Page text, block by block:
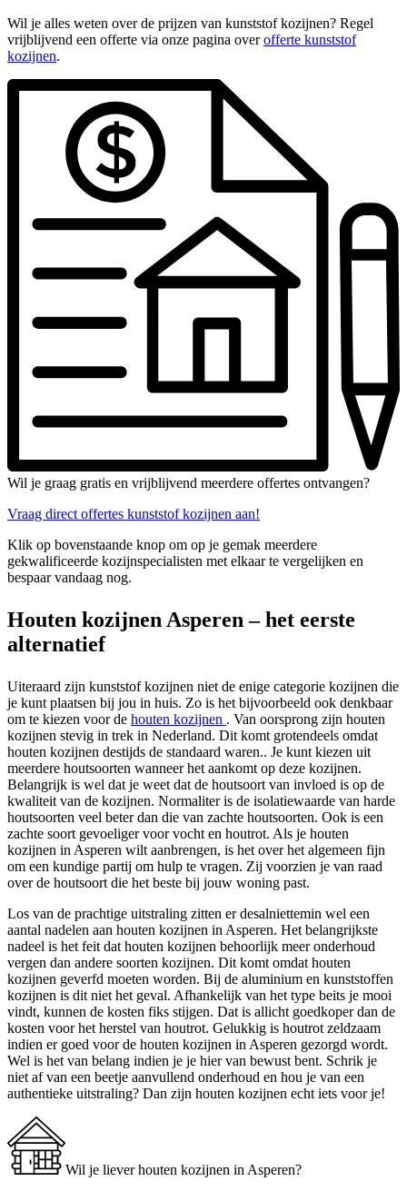
Wil je alles weten over de prijzen van kunststof kozijnen? Regel
vrijblijvend een offerte via onze pagina overofferte kunststof
kozijnen.
Wil je graag gratis en vrijblijvend meerdere offertes ontvangen?
Vraag direct offertes kunststof kozijnen aan!
Klik op bovenstaande knop om op je gemak meerdere
gekwalificeerde kozijnspecialisten met elkaar te vergelijken en
bespaar vandaag nog.
Houten kozijnen Asperen – het eerste
alternatief
Uiteraard zijn kunststof kozijnen niet de enige categorie kozijnen die
je kunt plaatsen bij jou in huis. Zo is het bijvoorbeeld ook denkbaar
om te kiezen voor de houten kozijnen . Van oorsprong zijn houten
kozijnen stevig in trek in Nederland. Dit komt grotendeels omdat
houten kozijnen destijds de standaard waren.. Je kunt kiezen uit
meerdere houtsoorten wanneer het aankomt op deze kozijnen.
Belangrijk is wel dat je weet dat de houtsoort van invloed is op de
kwaliteit van de kozijnen. Normaliter is de isolatiewaarde van harde
houtsoorten veel beter dan die van zachte houtsoorten. Ook is een
zachte soort gevoeliger voor vocht en houtrot. Als je houten
kozijnen in Asperen wilt aanbrengen, is het over het algemeen fijn
om een kundige partij om hulp te vragen. Zij voorzien je van raad
over de houtsoort die het beste bij jouw woning past.
Los van de prachtige uitstraling zitten er desalniettemin wel een
aantal nadelen aan houten kozijnen in Asperen. Het belangrijkste
nadeel is het feit dat houten kozijnen behoorlijk meer onderhoud
vergen dan andere soorten kozijnen. Dit komt omdat houten
kozijnen geverfd moeten worden. Bij de aluminium en kunststoffen
kozijnen is dit niet het geval. Afhankelijk van het type beits je mooi
vindt, kunnen de kosten fiks stijgen. Dat is allicht goedkoper dan de
kosten voor het herstel van houtrot. Gelukkig is houtrot zeldzaam
indien er goed voor de houten kozijnen in Asperen gezorgd wordt.
Wel is het van belang indien je je hier van bewust bent. Schrik je
niet af van een beetje aanvullend onderhoud en hou je van een
authentieke uitstraling? Dan zijn houten kozijnen echt iets voor je!
Wil je liever houten kozijnen in Asperen?